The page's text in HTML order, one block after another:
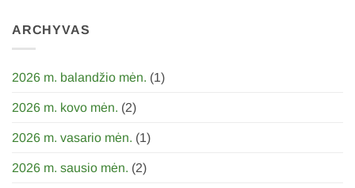
Sausio
35m.
ARCHYVAS
2026 m. balandžio mėn. (1)
2026 m. kovo mėn. (2)
2026 m. vasario mėn. (1)
2026 m. sausio mėn. (2)